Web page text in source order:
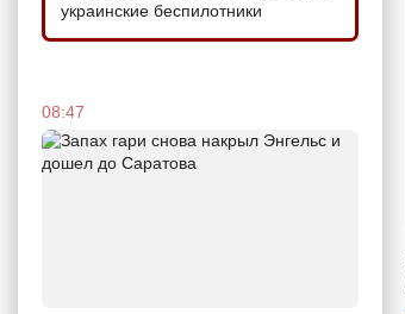
украинские беспилотники
08:47